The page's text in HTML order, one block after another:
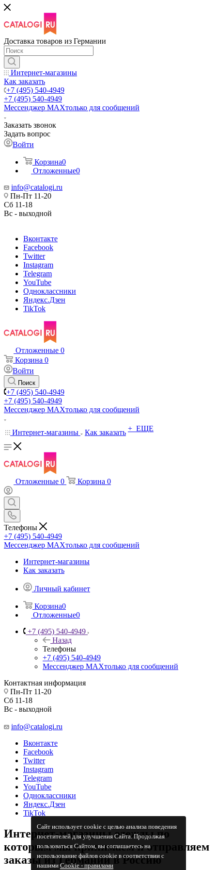
Сайт использует cookie с целью анализа поведения
посетителей для улучшения Сайта. Продолжая
пользоваться Сайтом, вы соглашаетесь на
использование файлов cookie в соответствии с
нашимиCookiе - правилами
Доставка товаров из Германии
Интернет-магазины
Как заказать
+7 (495) 540-4949
+7 (495) 540-4949
Мессенджер МАХтолько для сообщений
Заказать звонок
Задать вопрос
Войти
Корзина0
Отложенные0
info@catalogi.ru
Пн-Пт 11-20
Сб 11-18
Вс - выходной
Вконтакте
Facebook
Twitter
Instagram
Telegram
YouTube
Одноклассники
Яндекс.Дзен
TikTok
Отложенные 0
Корзина 0
Войти
Поиск
+7 (495) 540-4949
+7 (495) 540-4949
Мессенджер МАХтолько для сообщений
Интернет-магазины Как заказать + ЕЩЕ
Отложенные 0 Корзина 0
Телефоны
+7 (495) 540-4949
Мессенджер МАХтолько для сообщений
Интернет-магазины
Как заказать
Личный кабинет
Корзина0
Отложенные0
+7 (495) 540-4949
Назад
Телефоны
+7 (495) 540-4949
Мессенджер МАХтолько для сообщений
Контактная информация
Пн-Пт 11-20
Сб 11-18
Вс - выходной
info@catalogi.ru
Вконтакте
Facebook
Twitter
Instagram
Telegram
YouTube
Одноклассники
Яндекс.Дзен
TikTok
Интернет-магазины одежды по
которым мы принимаем и отправляем
заказы из Германии в Россию